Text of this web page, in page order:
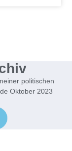
politischen
Oktober 2023